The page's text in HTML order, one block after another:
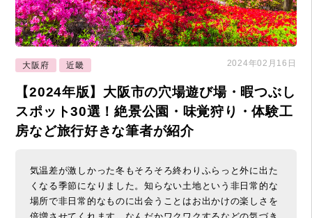
大阪府 近畿 2024年02月16日
【2024年版】大阪市の穴場遊び場・暇つぶし
スポット30選！絶景公園・味覚狩り・体験工
房など旅行好きな筆者が紹介
気温差が激しかった冬もそろそろ終わりふらっと外に出た
くなる季節になりました。知らない土地という非日常的な
場所で非日常的なものに出会うことはお出かけの楽しさを